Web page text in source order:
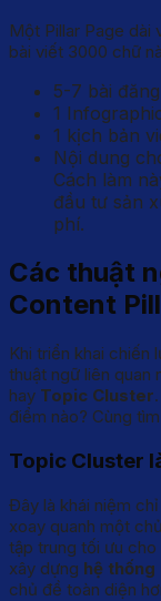
Một Pillar Page dài
bài viết 3000 chữ
5-7 bài
1
1 kịch bản
Nội dung
Cách làm
đầu tư sản
phí.
Các thuật
Content
Khi triển khai chiến
thuật ngữ liên quan
hay Topic Cluster
điểm nào? Cùng
Topic Cluster
Đây là khái niệm
xoay quanh một
tập trung tối ưu
xây dựng hệ
chủ đề toàn diện